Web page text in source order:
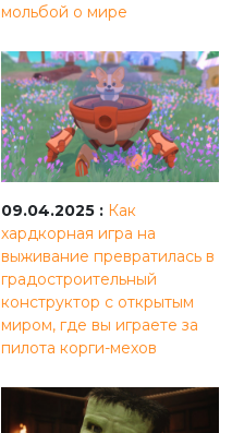
мольбой о мире
09.04.2025 : Как
хардкорная игра на
выживание превратилась в
градостроительный
конструктор с открытым
миром, где вы играете за
пилота корги-мехов